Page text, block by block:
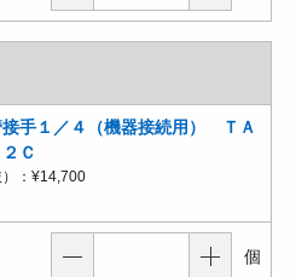
手１／４（機器接続用） ＴＡ
Ｃ
： ¥14,700
個